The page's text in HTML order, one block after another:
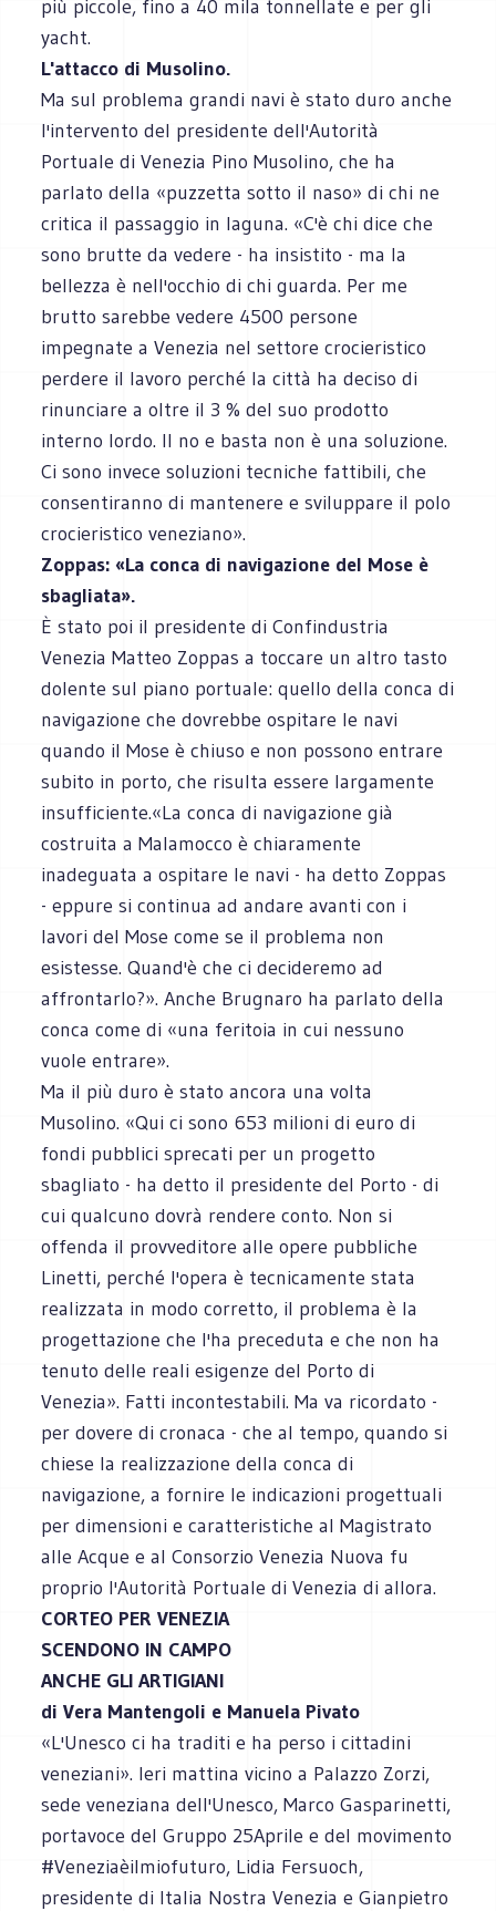
più piccole, fino a 40 mila tonnellate e per gli
yacht.
L'attacco di Musolino.
Ma sul problema grandi navi è stato duro anche
l'intervento del presidente dell'Autorità
Portuale di Venezia Pino Musolino, che ha
parlato della «puzzetta sotto il naso» di chi ne
critica il passaggio in laguna. «C'è chi dice che
sono brutte da vedere - ha insistito - ma la
bellezza è nell'occhio di chi guarda. Per me
brutto sarebbe vedere 4500 persone
impegnate a Venezia nel settore crocieristico
perdere il lavoro perché la città ha deciso di
rinunciare a oltre il 3 % del suo prodotto
interno lordo. Il no e basta non è una soluzione.
Ci sono invece soluzioni tecniche fattibili, che
consentiranno di mantenere e sviluppare il polo
crocieristico veneziano».
Zoppas: «La conca di navigazione del Mose è
sbagliata».
È stato poi il presidente di Confindustria
Venezia Matteo Zoppas a toccare un altro tasto
dolente sul piano portuale: quello della conca di
navigazione che dovrebbe ospitare le navi
quando il Mose è chiuso e non possono entrare
subito in porto, che risulta essere largamente
insufficiente.«La conca di navigazione già
costruita a Malamocco è chiaramente
inadeguata a ospitare le navi - ha detto Zoppas
- eppure si continua ad andare avanti con i
lavori del Mose come se il problema non
esistesse. Quand'è che ci decideremo ad
affrontarlo?». Anche Brugnaro ha parlato della
conca come di «una feritoia in cui nessuno
vuole entrare».
Ma il più duro è stato ancora una volta
Musolino. «Qui ci sono 653 milioni di euro di
fondi pubblici sprecati per un progetto
sbagliato - ha detto il presidente del Porto - di
cui qualcuno dovrà rendere conto. Non si
offenda il provveditore alle opere pubbliche
Linetti, perché l'opera è tecnicamente stata
realizzata in modo corretto, il problema è la
progettazione che l'ha preceduta e che non ha
tenuto delle reali esigenze del Porto di
Venezia». Fatti incontestabili. Ma va ricordato -
per dovere di cronaca - che al tempo, quando si
chiese la realizzazione della conca di
navigazione, a fornire le indicazioni progettuali
per dimensioni e caratteristiche al Magistrato
alle Acque e al Consorzio Venezia Nuova fu
proprio l'Autorità Portuale di Venezia di allora.
CORTEO PER VENEZIA
SCENDONO IN CAMPO
ANCHE GLI ARTIGIANI
di Vera Mantengoli e Manuela Pivato
«L'Unesco ci ha traditi e ha perso i cittadini
veneziani». Ieri mattina vicino a Palazzo Zorzi,
sede veneziana dell'Unesco, Marco Gasparinetti,
portavoce del Gruppo 25Aprile e del movimento
#Veneziaèilmiofuturo, Lidia Fersuoch,
presidente di Italia Nostra Venezia e Gianpietro